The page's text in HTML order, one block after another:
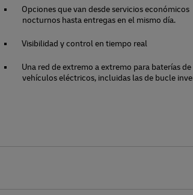
Opciones que van desde servicios económicos
nocturnos hasta entregas en el mismo día.
Visibilidad y control en tiempo real
Una red de extremo a extremo para baterías de
vehículos eléctricos, incluidas las de bucle